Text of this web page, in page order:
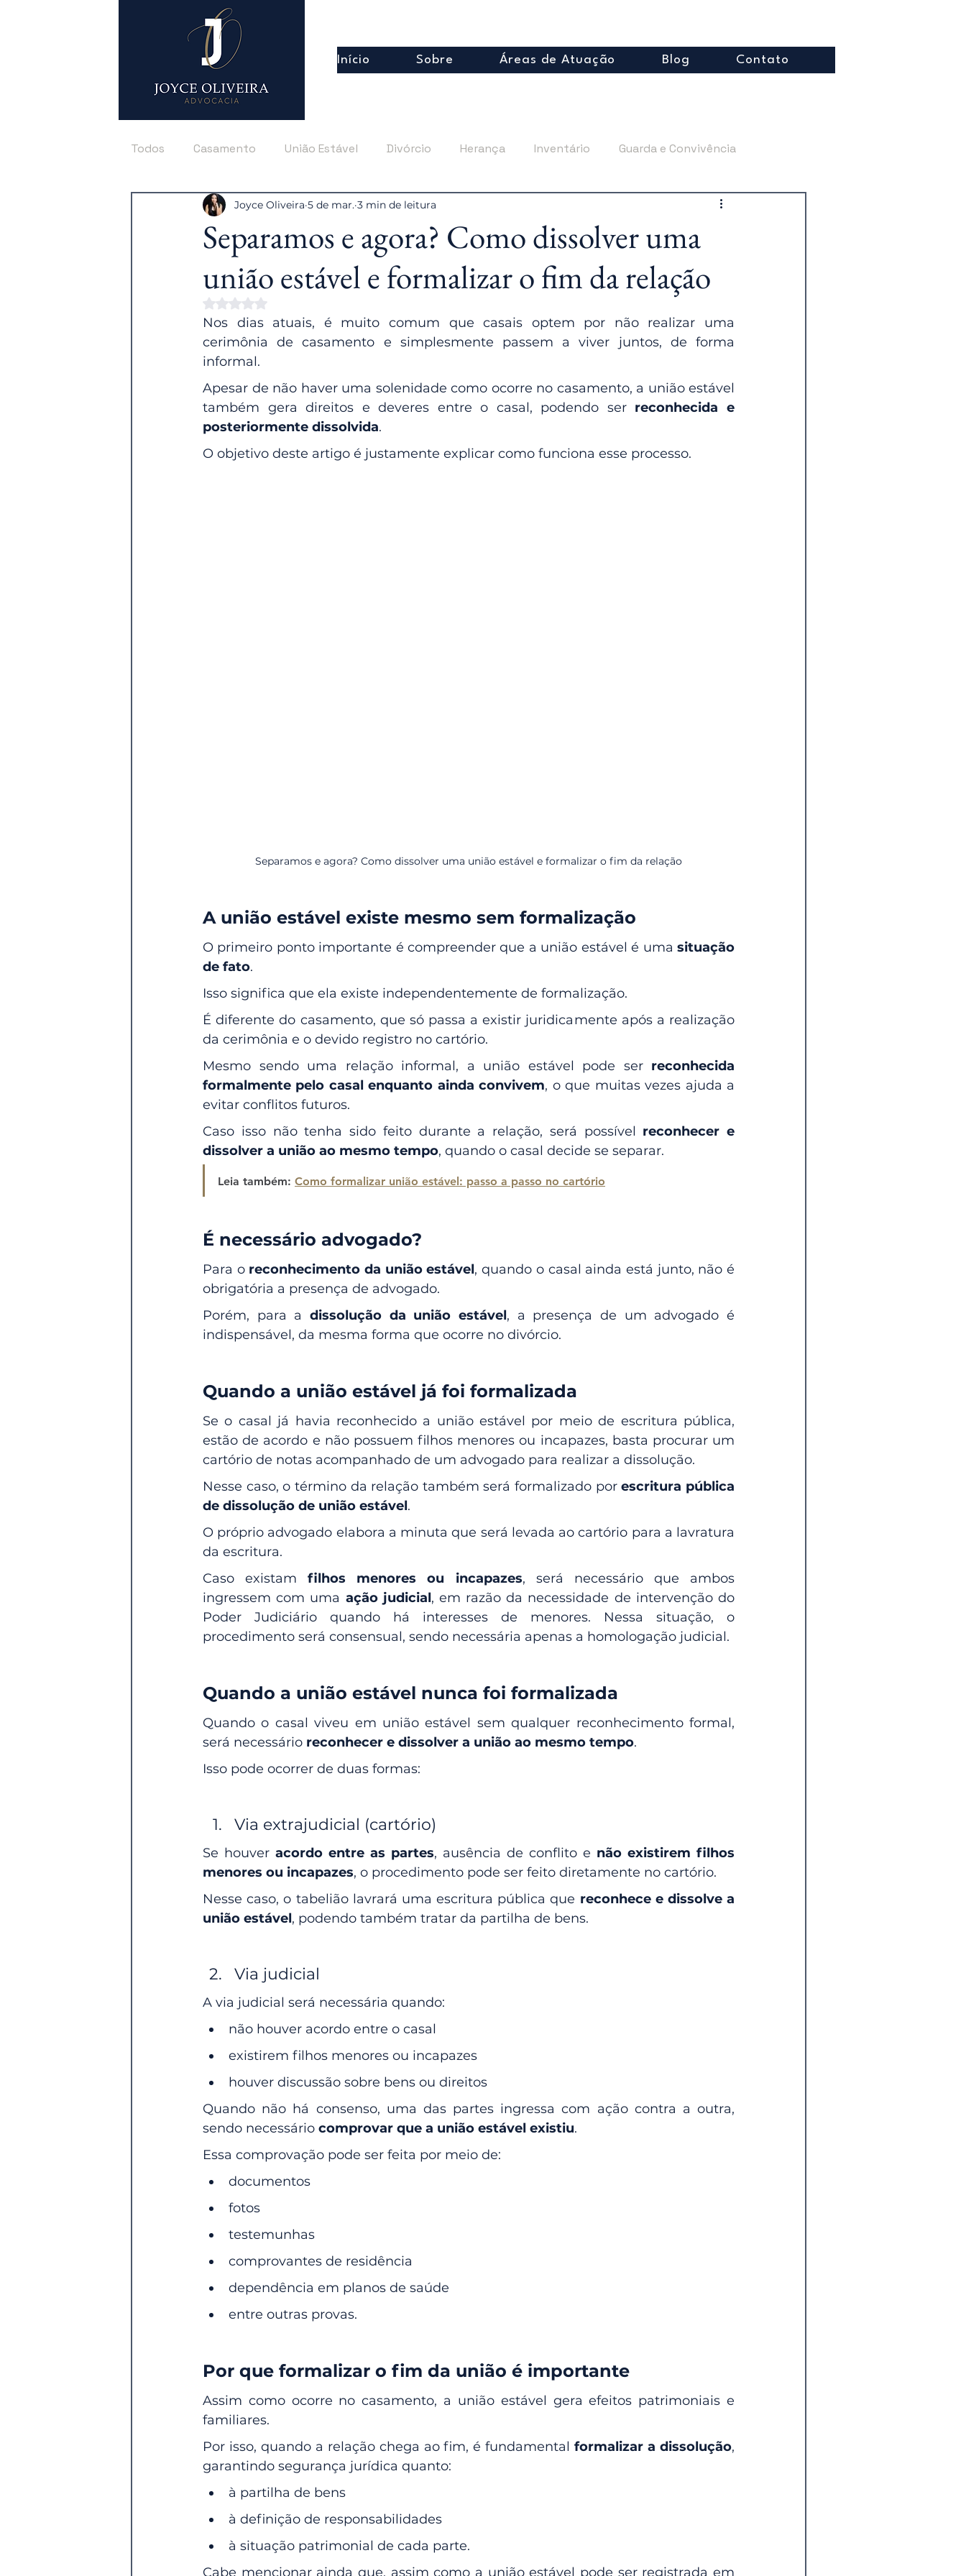
Início Sobre Áreas de Atuação Blog Contato
Todos Casamento União Estável Divórcio Herança Inventário Guarda e Convivência
Pensão Alimentícia Tutela e Curatela Regularização Imobiliária
Separamos e agora? Como dissolver uma
união estável e formalizar o fim da relação
Joyce Oliveira 5 de mar. 3 min de leitura
Avaliado com NaN de 5 estrelas.
Nos dias atuais, é muito comum que casais optem por não realizar uma
cerimônia de casamento e simplesmente passem a viver juntos, de forma
informal.
Apesar de não haver uma solenidade como ocorre no casamento, a união estável
também gera direitos e deveres entre o casal, podendo ser reconhecida e
posteriormente dissolvida.
O objetivo deste artigo é justamente explicar como funciona esse processo.
Separamos e agora? Como dissolver uma união estável e formalizar o fim da relação
A união estável existe mesmo sem formalização
O primeiro ponto importante é compreender que a união estável é uma situação
de fato.
Isso significa que ela existe independentemente de formalização.
É diferente do casamento, que só passa a existir juridicamente após a realização
da cerimônia e o devido registro no cartório.
Mesmo sendo uma relação informal, a união estável pode ser reconhecida
formalmente pelo casal enquanto ainda convivem, o que muitas vezes ajuda a
evitar conflitos futuros.
Caso isso não tenha sido feito durante a relação, será possível reconhecer e
dissolver a união ao mesmo tempo, quando o casal decide se separar.
Leia também:
É necessário advogado?
Para o reconhecimento da união estável, quando o casal ainda está junto, não é
obrigatória a presença de advogado.
Porém, para a dissolução da união estável, a presença de um advogado é
indispensável, da mesma forma que ocorre no divórcio.
Quando a união estável já foi formalizada
Se o casal já havia reconhecido a união estável por meio de escritura pública,
estão de acordo e não possuem filhos menores ou incapazes, basta procurar um
cartório de notas acompanhado de um advogado para realizar a dissolução.
Nesse caso, o término da relação também será formalizado por escritura pública
de dissolução de união estável.
O próprio advogado elabora a minuta que será levada ao cartório para a lavratura
da escritura.
Caso existam filhos menores ou incapazes, será necessário que ambos
ingressem com uma ação judicial, em razão da necessidade de intervenção do
Poder Judiciário quando há interesses de menores. Nessa situação, o
procedimento será consensual, sendo necessária apenas a homologação judicial.
Quando a união estável nunca foi formalizada
Quando o casal viveu em união estável sem qualquer reconhecimento formal,
será necessário reconhecer e dissolver a união ao mesmo tempo.
Isso pode ocorrer de duas formas:
Via extrajudicial (cartório)
Se houver acordo entre as partes, ausência de conflito e não existirem filhos
menores ou incapazes, o procedimento pode ser feito diretamente no cartório.
Nesse caso, o tabelião lavrará uma escritura pública que reconhece e dissolve a
união estável, podendo também tratar da partilha de bens.
Via judicial
A via judicial será necessária quando:
não houver acordo entre o casal
existirem filhos menores ou incapazes
houver discussão sobre bens ou direitos
Quando não há consenso, uma das partes ingressa com ação contra a outra,
sendo necessário comprovar que a união estável existiu.
Essa comprovação pode ser feita por meio de:
documentos
fotos
testemunhas
comprovantes de residência
dependência em planos de saúde
entre outras provas.
Por que formalizar o fim da união é importante
Assim como ocorre no casamento, a união estável gera efeitos patrimoniais e
familiares.
Por isso, quando a relação chega ao fim, é fundamental formalizar a dissolução,
garantindo segurança jurídica quanto:
à partilha de bens
à definição de responsabilidades
à situação patrimonial de cada parte.
Cabe mencionar ainda que, assim como a união estável pode ser registrada em